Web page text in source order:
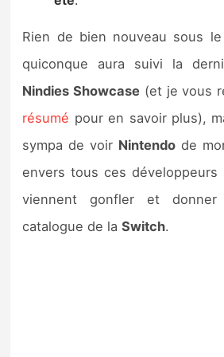
Rien de bien nouveau sous
quiconque aura suivi la
Nindies Showcase (et je vous
résumé pour en savoir plus),
sympa de voir Nintendo de
envers tous ces développeurs
viennent gonfler et
catalogue de laSwitch.